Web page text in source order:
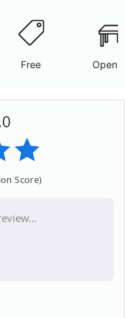
Free Open
Score)